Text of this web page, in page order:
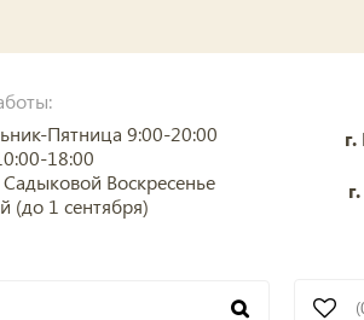
Пятница 9:00-20:00
18:00
Воскресенье
(до 1 сентября)